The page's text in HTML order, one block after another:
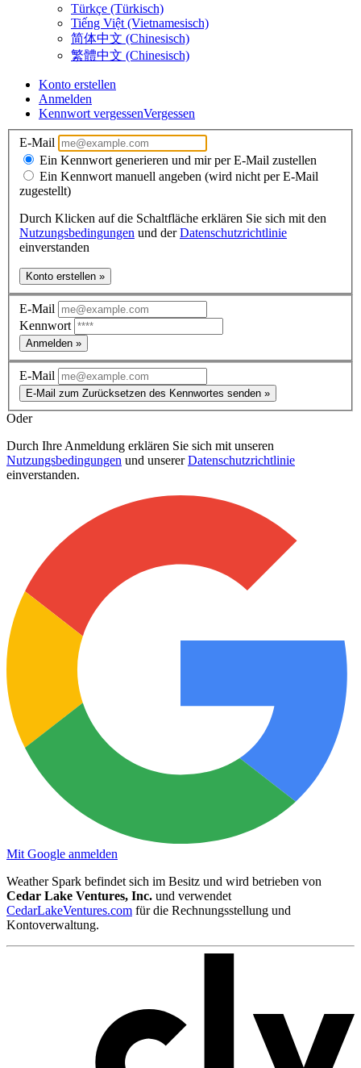
Türkçe (Türkisch)
Tiếng Việt (Vietnamesisch)
简体中文 (Chinesisch)
繁體中文 (Chinesisch)
Konto erstellen
Anmelden
Kennwort vergessenVergessen
E-Mail
Ein Kennwort generieren und mir per E-Mail zustellen
Ein Kennwort manuell angeben (wird nicht per E-Mail
zugestellt)
Durch Klicken auf die Schaltfläche erklären Sie sich mit den
Nutzungsbedingungen und derDatenschutzrichtlinie
einverstanden
Konto erstellen »
E-Mail
Kennwort
Anmelden »
E-Mail
E-Mail zum Zurücksetzen des Kennwortes senden »
Oder
Durch Ihre Anmeldung erklären Sie sich mit unseren
Nutzungsbedingungen und unsererDatenschutzrichtlinie
einverstanden.
Mit Google anmelden
Weather Spark befindet sich im Besitz und wird betrieben von
Cedar Lake Ventures, Inc. und verwendet
CedarLakeVentures.com für die Rechnungsstellung und
Kontoverwaltung.